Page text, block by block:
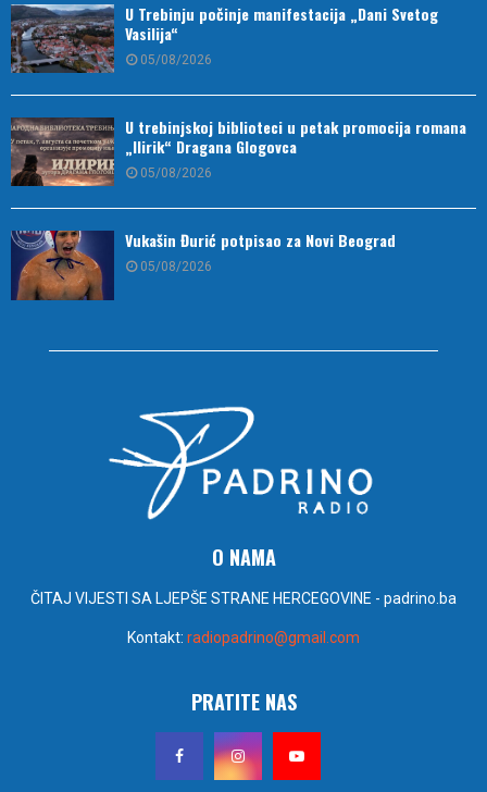
U Trebinju počinje manifestacija „Dani Svetog
Vasilija“
05/08/2026
U trebinjskoj biblioteci u petak promocija romana
„Ilirik“ Dragana Glogovca
05/08/2026
Vukašin Đurić potpisao za Novi Beograd
05/08/2026
O NAMA
ČITAJ VIJESTI SA LJEPŠE STRANE HERCEGOVINE - padrino.ba
Kontakt: radiopadrino@gmail.com
PRATITE NAS